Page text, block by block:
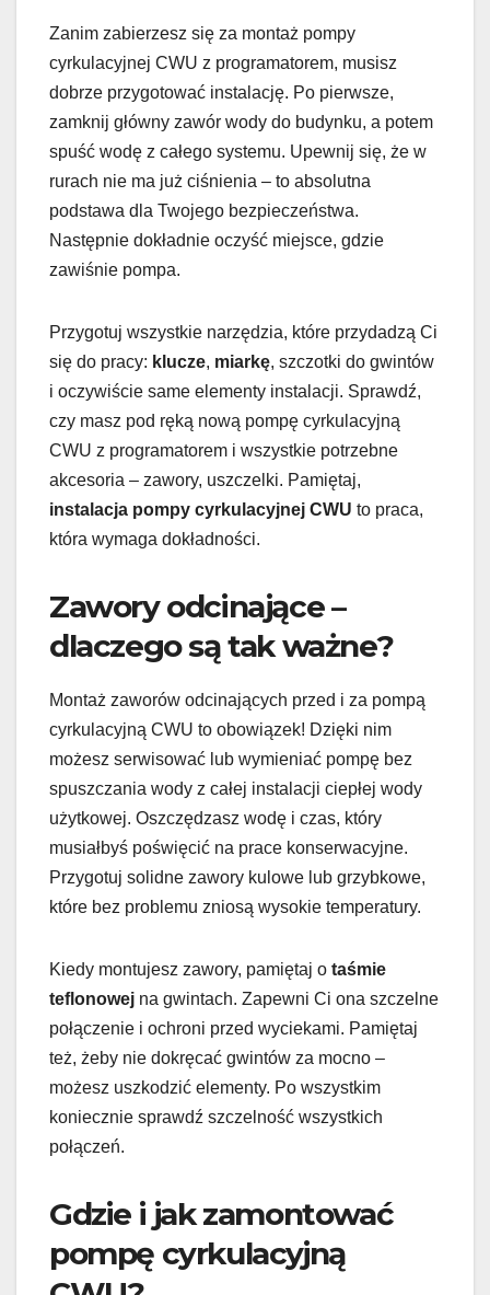
Zanim zabierzesz się za montaż pompy
cyrkulacyjnej CWU z programatorem, musisz
dobrze przygotować instalację. Po pierwsze,
zamknij główny zawór wody do budynku, a potem
spuść wodę z całego systemu. Upewnij się, że w
rurach nie ma już ciśnienia – to absolutna
podstawa dla Twojego bezpieczeństwa.
Następnie dokładnie oczyść miejsce, gdzie
zawiśnie pompa.
Przygotuj wszystkie narzędzia, które przydadzą Ci
się do pracy: klucze, miarkę, szczotki do gwintów
i oczywiście same elementy instalacji. Sprawdź,
czy masz pod ręką nową pompę cyrkulacyjną
CWU z programatorem i wszystkie potrzebne
akcesoria – zawory, uszczelki. Pamiętaj,
instalacja pompy cyrkulacyjnej CWU to praca,
która wymaga dokładności.
Zawory odcinające –
dlaczego są tak ważne?
Montaż zaworów odcinających przed i za pompą
cyrkulacyjną CWU to obowiązek! Dzięki nim
możesz serwisować lub wymieniać pompę bez
spuszczania wody z całej instalacji ciepłej wody
użytkowej. Oszczędzasz wodę i czas, który
musiałbyś poświęcić na prace konserwacyjne.
Przygotuj solidne zawory kulowe lub grzybkowe,
które bez problemu zniosą wysokie temperatury.
Kiedy montujesz zawory, pamiętaj o taśmie
teflonowej na gwintach. Zapewni Ci ona szczelne
połączenie i ochroni przed wyciekami. Pamiętaj
też, żeby nie dokręcać gwintów za mocno –
możesz uszkodzić elementy. Po wszystkim
koniecznie sprawdź szczelność wszystkich
połączeń.
Gdzie i jak zamontować
pompę cyrkulacyjną